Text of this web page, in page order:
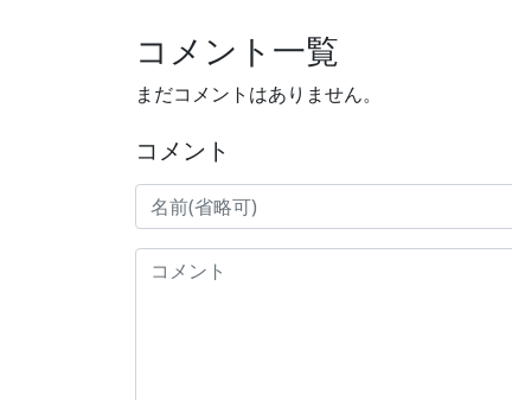
コメント一覧
まだコメントはありません。
コメント